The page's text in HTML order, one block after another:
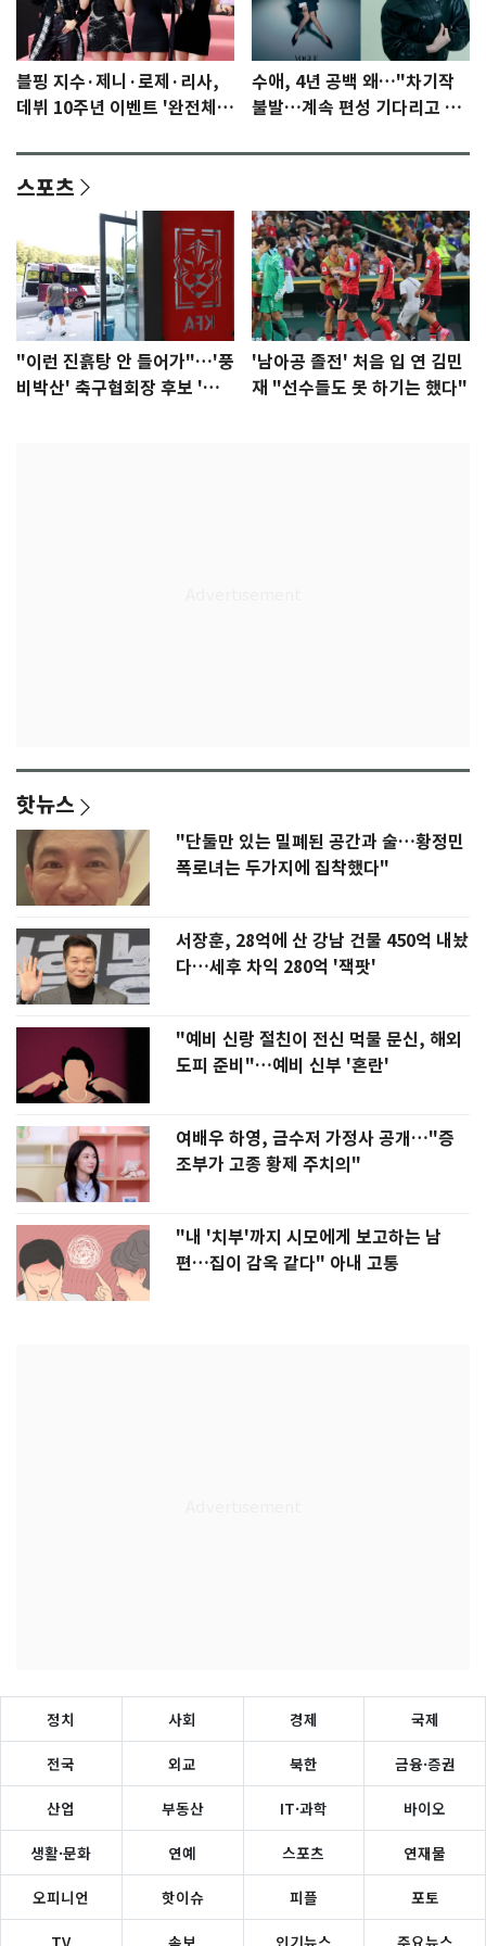
블핑 지수·제니·로제·리사,
데뷔 10주년 이벤트 '완전체'
수애, 4년 공백 왜…"차기작
불발…계속 편성 기다리고 있
스포츠
"이런 진흙탕 안 들어가"…'풍
비박산' 축구협회장 후보 '실
'남아공 졸전' 처음 입 연 김민
재 "선수들도 못 하기는 했다"
핫뉴스
"단둘만 있는 밀폐된 공간과 술…황정민
폭로녀는 두가지에 집착했다"
서장훈, 28억에 산 강남 건물 450억 내놨
다…세후 차익 280억 '잭팟'
"예비 신랑 절친이 전신 먹물 문신, 해외
도피 준비"…예비 신부 '혼란'
여배우 하영, 금수저 가정사 공개…"증
조부가 고종 황제 주치의"
"내 '치부'까지 시모에게 보고하는 남
편…집이 감옥 같다" 아내 고통
정치 사회 경제 국제
전국 외교 북한 금융·증권
산업 부동산 IT·과학 바이오
생활·문화 연예 스포츠 연재물
오피니언 핫이슈 피플 포토